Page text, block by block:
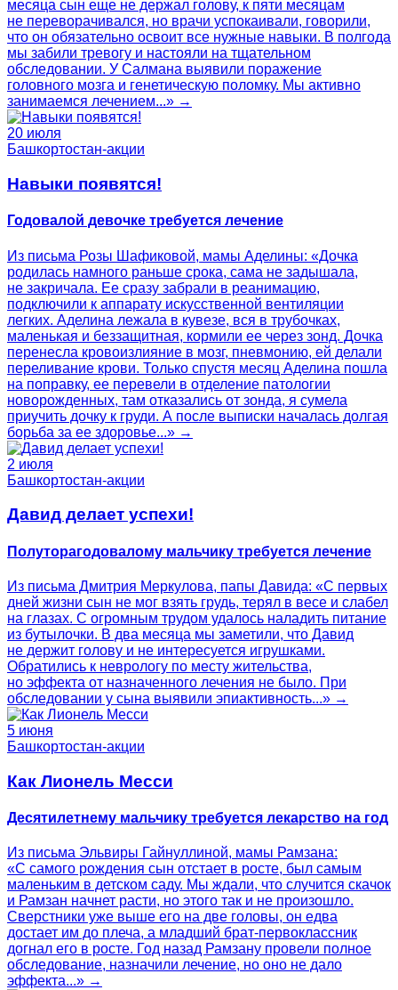
месяца сын еще не держал голову, к пяти месяцам
не переворачивался, но врачи успокаивали, говорили,
что он обязательно освоит все нужные навыки. В полгода
мы забили тревогу и настояли на тщательном
обследовании. У Салмана выявили поражение
головного мозга и генетическую поломку. Мы активно
занимаемся лечением...» →
20 июля
Башкортостан-акции
Навыки появятся!
Годовалой девочке требуется лечение
Из письма Розы Шафиковой, мамы Аделины: «Дочка
родилась намного раньше срока, сама не задышала,
не закричала. Ее сразу забрали в реанимацию,
подключили к аппарату искусственной вентиляции
легких. Аделина лежала в кувезе, вся в трубочках,
маленькая и беззащитная, кормили ее через зонд. Дочка
перенесла кровоизлияние в мозг, пневмонию, ей делали
переливание крови. Только спустя месяц Аделина пошла
на поправку, ее перевели в отделение патологии
новорожденных, там отказались от зонда, я сумела
приучить дочку к груди. А после выписки началась долгая
борьба за ее здоровье...» →
2 июля
Башкортостан-акции
Давид делает успехи!
Полуторагодовалому мальчику требуется лечение
Из письма Дмитрия Меркулова, папы Давида: «С первых
дней жизни сын не мог взять грудь, терял в весе и слабел
на глазах. С огромным трудом удалось наладить питание
из бутылочки. В два месяца мы заметили, что Давид
не держит голову и не интересуется игрушками.
Обратились к неврологу по месту жительства,
но эффекта от назначенного лечения не было. При
обследовании у сына выявили эпиактивность...» →
5 июня
Башкортостан-акции
Как Лионель Месси
Десятилетнему мальчику требуется лекарство на год
Из письма Эльвиры Гайнуллиной, мамы Рамзана:
«С самого рождения сын отстает в росте, был самым
маленьким в детском саду. Мы ждали, что случится скачок
и Рамзан начнет расти, но этого так и не произошло.
Сверстники уже выше его на две головы, он едва
достает им до плеча, а младший брат-первоклассник
догнал его в росте. Год назад Рамзану провели полное
обследование, назначили лечение, но оно не дало
эффекта...» →